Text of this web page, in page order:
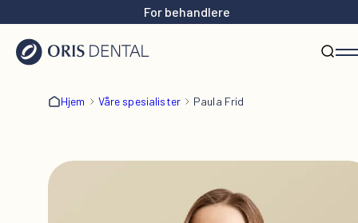
For behandlere
Hjem Våre spesialister Paula Frid